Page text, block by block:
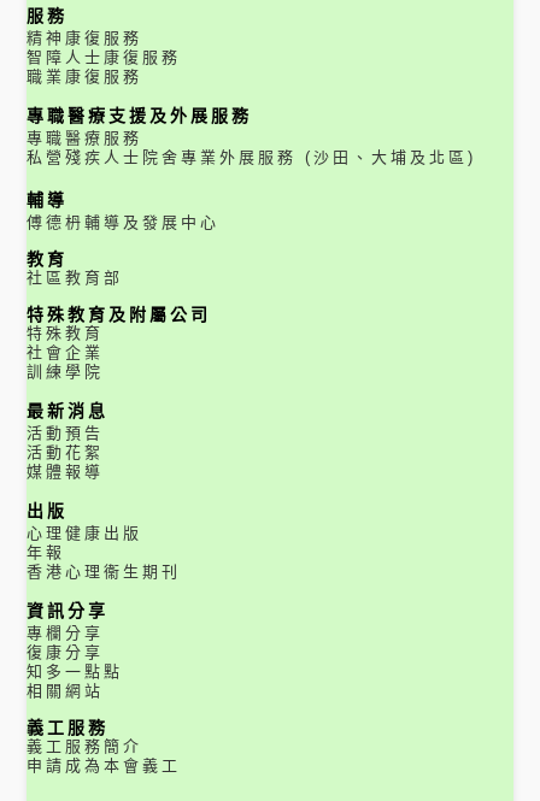
服務
精神康復服務
智障人士康復服務
職業康復服務
專職醫療支援及外展服務
專職醫療服務
私營殘疾人士院舍專業外展服務 (沙田、大埔及北區)
輔導
傅德枬輔導及發展中心
教育
社區教育部
特殊教育及附屬公司
特殊教育
社會企業
訓練學院
最新消息
活動預告
活動花絮
媒體報導
出版
心理健康出版
年報
香港心理衞生期刊
資訊分享
專欄分享
復康分享
知多一點點
相關網站
義工服務
義工服務簡介
申請成為本會義工